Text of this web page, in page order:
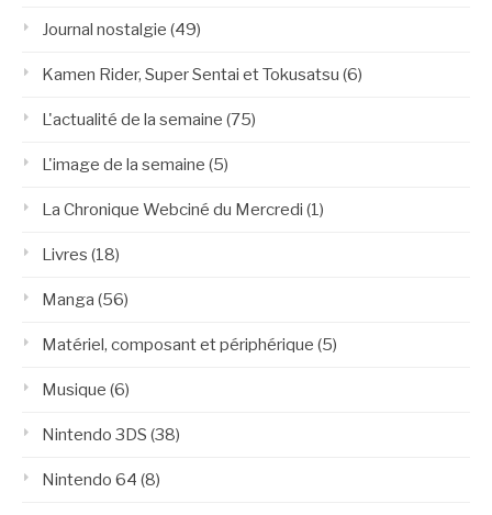
Journal nostalgie (49)
Kamen Rider, Super Sentai et Tokusatsu (6)
L'actualité de la semaine (75)
L'image de la semaine (5)
La Chronique Webciné du Mercredi (1)
Livres (18)
Manga (56)
Matériel, composant et périphérique (5)
Musique (6)
Nintendo 3DS (38)
Nintendo 64 (8)